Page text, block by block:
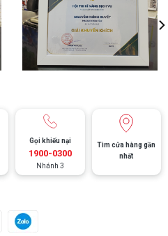
Gọi khiếu nại
1900-0300
Nhánh 3
Tìm cửa hàng gần
nhất